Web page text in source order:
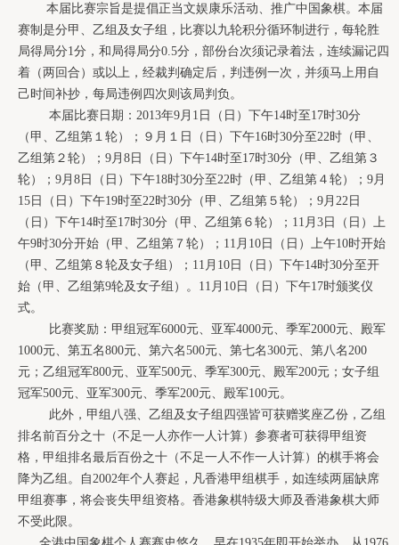
本届比赛宗旨是提倡正当文娱康乐活动、推广中国象棋。本届
赛制是分甲、乙组及女子组，比赛以九轮积分循环制进行，每轮胜
局得局分1分，和局得局分0.5分，部份台次须记录着法，连续漏记四
着（两回合）或以上，经裁判确定后，判违例一次，并须马上用自
己时间补抄，每局违例四次则该局判负。
本届比赛日期： 2013年9 月 1 日（日）下午14时至17时30分
（甲、乙组第１轮）；９月１日（日）下午16时30分至22时（甲、
乙组第２轮）； 9 月 8日（日）下午14时至17时30分（甲、乙组第３
轮）； 9 月 8日（日）下午18时30分至22时（甲、乙组第４轮）； 9 月
15日（日）下午19时至22时30分（甲、乙组第５轮）； 9 月 22 日
（日）下午14时至17时30分（甲、乙组第６轮）； 11 月 3日（日）上
午9时30分开始（甲、乙组第７轮）； 11 月 10日（日）上午10时开始
（甲、乙组第８轮及女子组）； 11 月 10日（日）下午14时30分至开
始（甲、乙组第9轮及女子组）。 11 月 10日（日）下午17时颁奖仪
式。
比赛奖励：甲组冠军6000元、亚军4000元、季军2000元、殿军
1000元、第五名800元、第六名500元、第七名300元、第八名 200
元；乙组冠军800元、亚军500元、季军300元、殿军200元；女子组
冠军500元、亚军300元、季军200元、殿军100元。
此外，甲组八强、乙组及女子组四强皆可获赠奖座乙份，乙组
排名前百分之十（不足一人亦作一人计算）参赛者可获得甲组资
格，甲组排名最后百份之十（不足一人不作一人计算）的棋手将会
降为乙组。自 2002年个人赛起，凡香港甲组棋手，如连续两届缺席
甲组赛事，将会丧失甲组资格。香港象棋特级大师及香港象棋大师
不受此限。